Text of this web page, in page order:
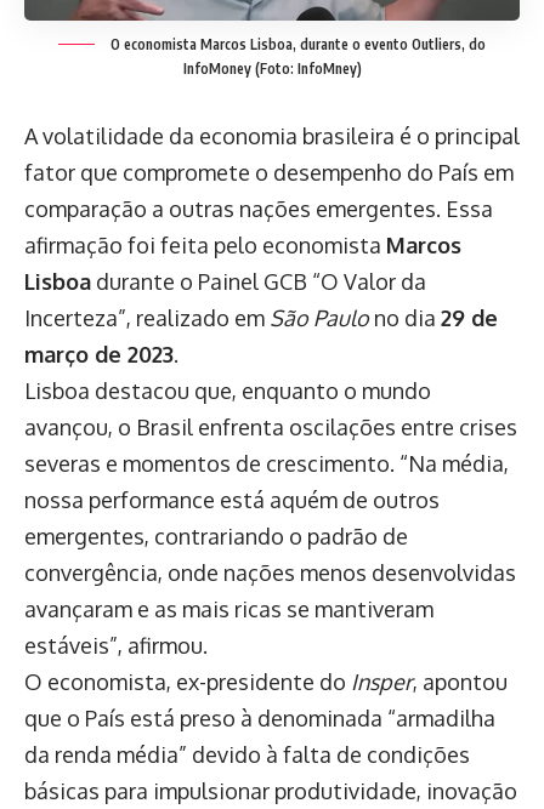
O economista Marcos Lisboa, durante o evento Outliers, do
InfoMoney (Foto: InfoMney)
A volatilidade da economia brasileira é o principal
fator que compromete o desempenho do País em
comparação a outras nações emergentes. Essa
afirmação foi feita pelo economista Marcos
Lisboa durante o Painel GCB “O Valor da
Incerteza”, realizado em São Paulono dia 29 de
março de 2023.
Lisboa destacou que, enquanto o mundo
avançou, o Brasil enfrenta oscilações entre crises
severas e momentos de crescimento. “Na média,
nossa performance está aquém de outros
emergentes, contrariando o padrão de
convergência, onde nações menos desenvolvidas
avançaram e as mais ricas se mantiveram
estáveis”, afirmou.
O economista, ex-presidente do Insper, apontou
que o País está preso à denominada “armadilha
da renda média” devido à falta de condições
básicas para impulsionar produtividade, inovação